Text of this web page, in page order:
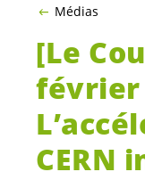
Médias
[Le
février
CERN